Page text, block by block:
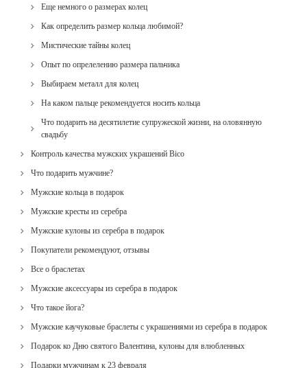
Еще немного о размерах колец
Как определить размер кольца любимой?
Мистические тайны колец
Опыт по опрелелению размера пальчика
Выбираем металл для колец
На каком пальце рекомендуется носить кольца
Что подарить на десятилетие супружеской жизни, на оловянную
свадьбу
Контроль качества мужских украшений Bico
Что подарить мужчине?
Мужские кольца в подарок
Мужские кресты из серебра
Мужские кулоны из серебра в подарок
Покупатели рекомендуют, отзывы
Все о браслетах
Мужские аксессуары из серебра в подарок
Что такое йога?
Мужские каучуковые браслеты с украшениями из серебра в подарок
Подарок ко Дню святого Валентина, кулоны для влюбленных
Подарки мужчинам к 23 февраля